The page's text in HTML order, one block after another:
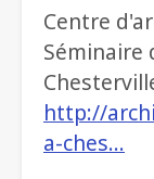
Centre
Séminaire
http://
a-ches…